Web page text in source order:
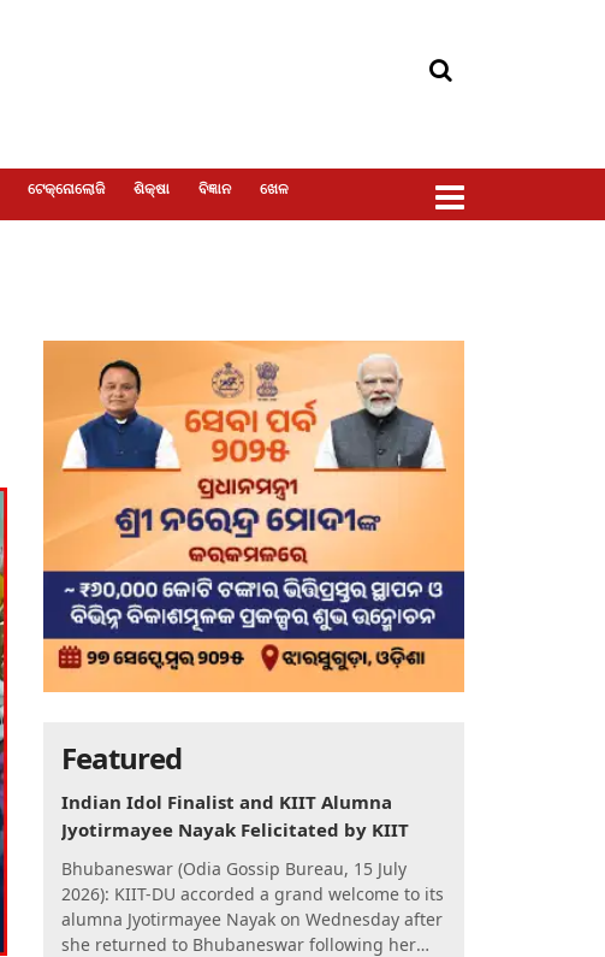
ଟେକ୍ନୋଲୋଜି ଶିକ୍ଷା ବିଜ୍ଞାନ ଖେଳ
Featured
Indian Idol Finalist and KIIT Alumna
Jyotirmayee Nayak Felicitated by KIIT
Bhubaneswar (Odia Gossip Bureau, 15 July
2026): KIIT-DU accorded a grand welcome to its
alumna Jyotirmayee Nayak on Wednesday after
she returned to Bhubaneswar following her